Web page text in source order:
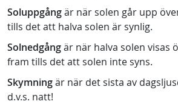
Soluppgångär när solen går upp
tills det att halva solen är synlig.
Solnedgångär när halva solen visas
fram tills det att solen inte syns.
Skymningär när det sista av
d.v.s. natt!